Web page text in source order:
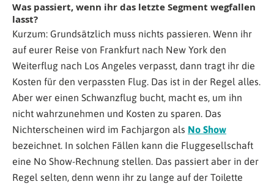
Was passiert, wenn ihr das letzte Segment wegfallen
lasst?
Kurzum: Grundsätzlich muss nichts passieren. Wenn ihr
auf eurer Reise von Frankfurt nach New York den
Weiterflug nach Los Angeles verpasst, dann tragt ihr die
Kosten für den verpassten Flug. Das ist in der Regel alles.
Aber wer einen Schwanzflug bucht, macht es, um ihn
nicht wahrzunehmen und Kosten zu sparen. Das
Nichterscheinen wird im Fachjargon als No Show
bezeichnet. In solchen Fällen kann die Fluggesellschaft
eine No Show-Rechnung stellen. Das passiert aber in der
Regel selten, denn wenn ihr zu lange auf der Toilette